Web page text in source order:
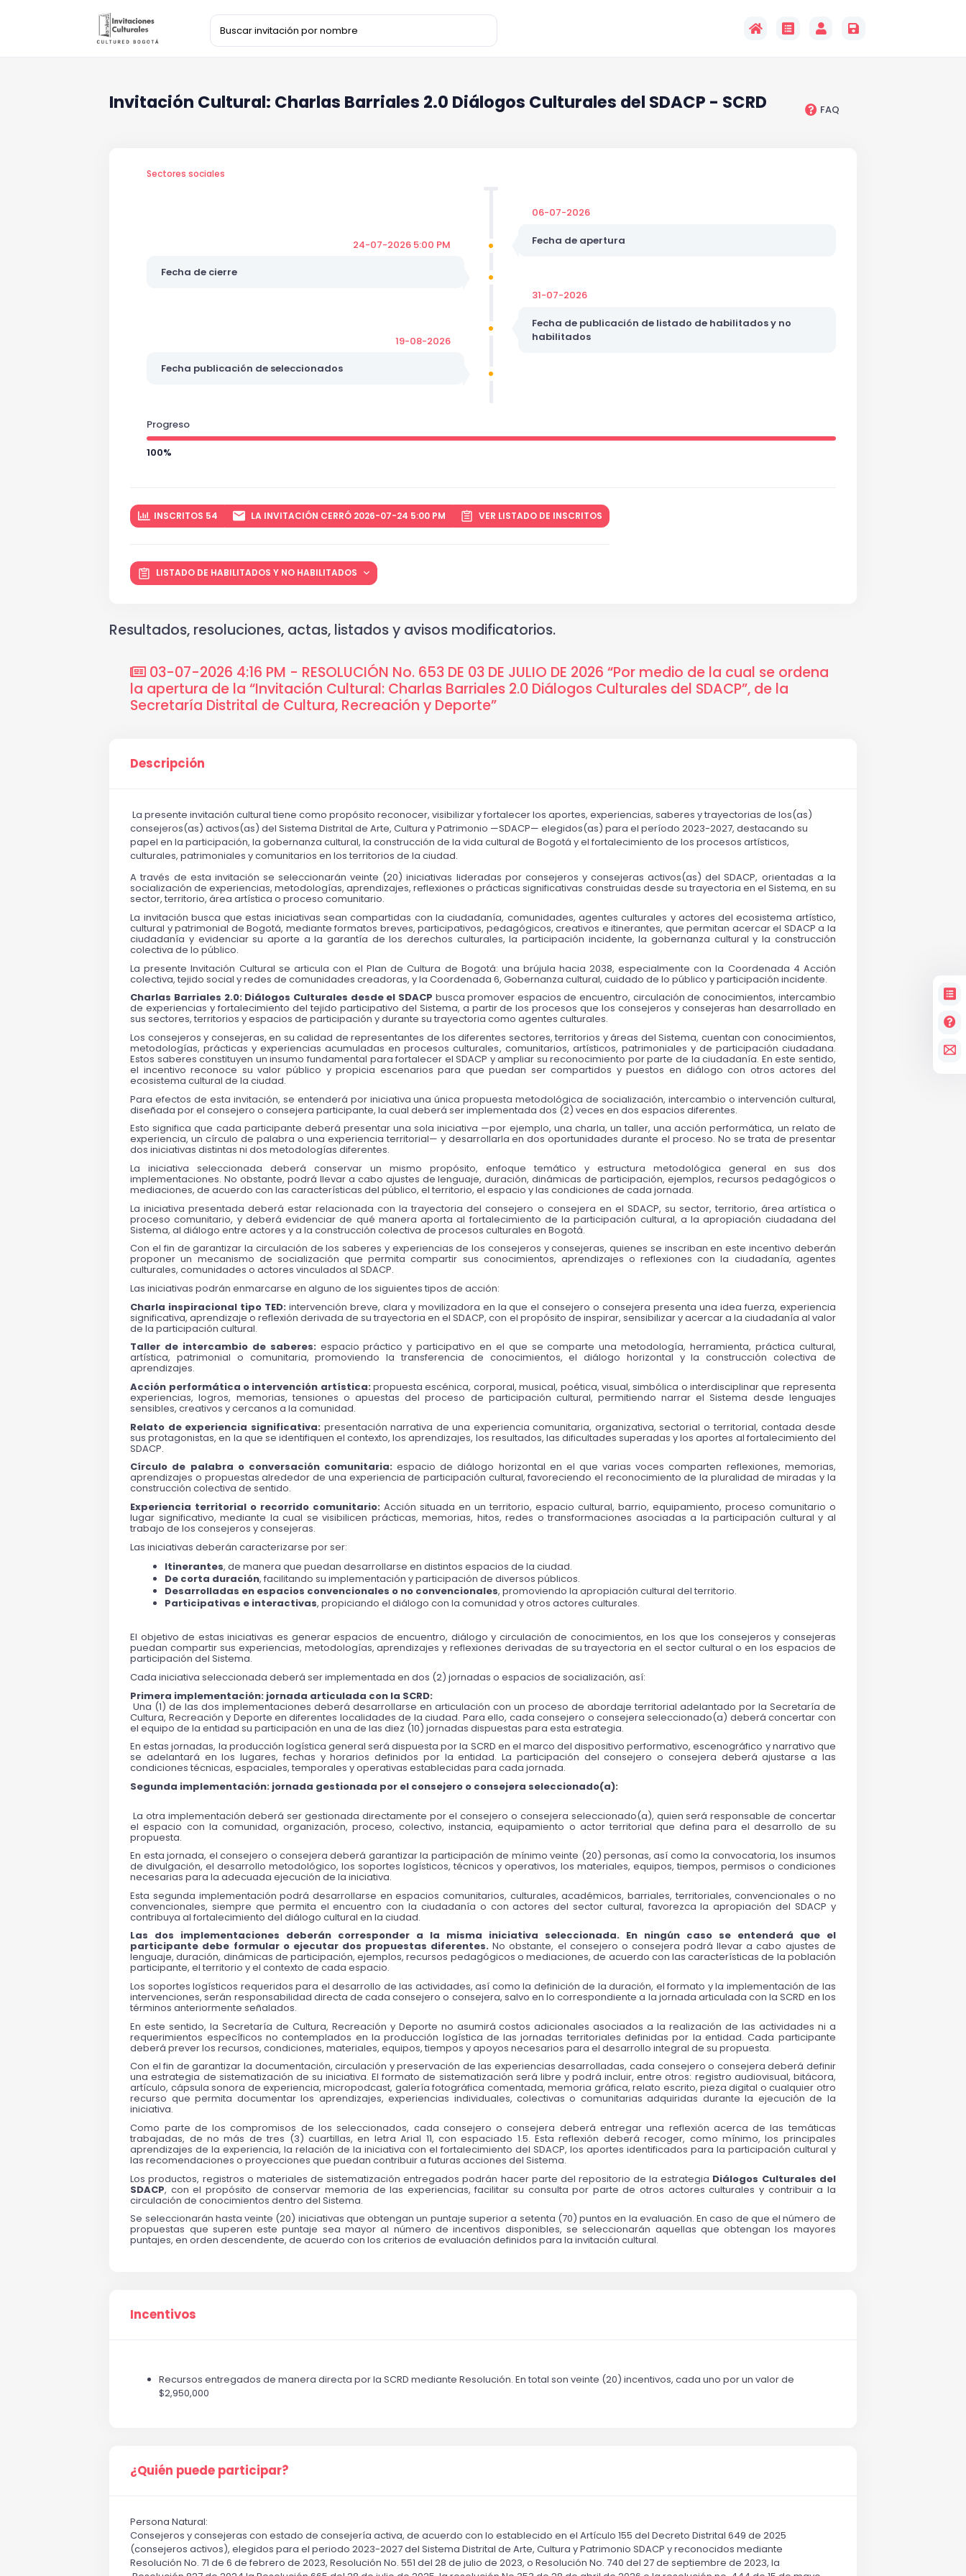
Invitación Cultural: Charlas Barriales 2.0 Diálogos Culturales del SDACP - SCRD FAQ
Sectores sociales
06-07-2026
Fecha de apertura
24-07-2026 5:00 PM
Fecha de cierre
31-07-2026
Fecha de publicación de listado de habilitados y no
habilitados
19-08-2026
Fecha publicación de seleccionados
Progreso
100%
INSCRITOS 54 LA INVITACIÓN CERRÓ 2026-07-24 5:00 PM VER LISTADO DE INSCRITOS
LISTADO DE HABILITADOS Y NO HABILITADOS
Resultados, resoluciones, actas, listados y avisos modificatorios.
03-07-2026 4:16 PM - RESOLUCIÓN No. 653 DE 03 DE JULIO DE 2026 “Por medio de la cual se ordena
la apertura de la “Invitación Cultural: Charlas Barriales 2.0 Diálogos Culturales del SDACP”, de la
Secretaría Distrital de Cultura, Recreación y Deporte”
Descripción
La presente invitación cultural tiene como propósito reconocer, visibilizar y fortalecer los aportes, experiencias, saberes y trayectorias de los(as)
consejeros(as) activos(as) del Sistema Distrital de Arte, Cultura y Patrimonio —SDACP— elegidos(as) para el período 2023-2027, destacando su
papel en la participación, la gobernanza cultural, la construcción de la vida cultural de Bogotá y el fortalecimiento de los procesos artísticos,
culturales, patrimoniales y comunitarios en los territorios de la ciudad.
A través de esta invitación se seleccionarán veinte (20) iniciativas lideradas por consejeros y consejeras activos(as) del SDACP, orientadas a la
socialización de experiencias, metodologías, aprendizajes, reflexiones o prácticas significativas construidas desde su trayectoria en el Sistema, en su
sector, territorio, área artística o proceso comunitario.
La invitación busca que estas iniciativas sean compartidas con la ciudadanía, comunidades, agentes culturales y actores del ecosistema artístico,
cultural y patrimonial de Bogotá, mediante formatos breves, participativos, pedagógicos, creativos e itinerantes, que permitan acercar el SDACP a la
ciudadanía y evidenciar su aporte a la garantía de los derechos culturales, la participación incidente, la gobernanza cultural y la construcción
colectiva de lo público.
La presente Invitación Cultural se articula con el Plan de Cultura de Bogotá: una brújula hacia 2038, especialmente con la Coordenada 4 Acción
colectiva, tejido social y redes de comunidades creadoras, y la Coordenada 6, Gobernanza cultural, cuidado de lo público y participación incidente.
Charlas Barriales 2.0: Diálogos Culturales desde el SDACP busca promover espacios de encuentro, circulación de conocimientos, intercambio
de experiencias y fortalecimiento del tejido participativo del Sistema, a partir de los procesos que los consejeros y consejeras han desarrollado en
sus sectores, territorios y espacios de participación y durante su trayectoria como agentes culturales.
Los consejeros y consejeras, en su calidad de representantes de los diferentes sectores, territorios y áreas del Sistema, cuentan con conocimientos,
metodologías, prácticas y experiencias acumuladas en procesos culturales, comunitarios, artísticos, patrimoniales y de participación ciudadana.
Estos saberes constituyen un insumo fundamental para fortalecer el SDACP y ampliar su reconocimiento por parte de la ciudadanía. En este sentido,
el incentivo reconoce su valor público y propicia escenarios para que puedan ser compartidos y puestos en diálogo con otros actores del
ecosistema cultural de la ciudad.
Para efectos de esta invitación, se entenderá por iniciativa una única propuesta metodológica de socialización, intercambio o intervención cultural,
diseñada por el consejero o consejera participante, la cual deberá ser implementada dos (2) veces en dos espacios diferentes.
Esto significa que cada participante deberá presentar una sola iniciativa —por ejemplo, una charla, un taller, una acción performática, un relato de
experiencia, un círculo de palabra o una experiencia territorial— y desarrollarla en dos oportunidades durante el proceso. No se trata de presentar
dos iniciativas distintas ni dos metodologías diferentes.
La iniciativa seleccionada deberá conservar un mismo propósito, enfoque temático y estructura metodológica general en sus dos
implementaciones. No obstante, podrá llevar a cabo ajustes de lenguaje, duración, dinámicas de participación, ejemplos, recursos pedagógicos o
mediaciones, de acuerdo con las características del público, el territorio, el espacio y las condiciones de cada jornada.
La iniciativa presentada deberá estar relacionada con la trayectoria del consejero o consejera en el SDACP, su sector, territorio, área artística o
proceso comunitario, y deberá evidenciar de qué manera aporta al fortalecimiento de la participación cultural, a la apropiación ciudadana del
Sistema, al diálogo entre actores y a la construcción colectiva de procesos culturales en Bogotá.
Con el fin de garantizar la circulación de los saberes y experiencias de los consejeros y consejeras, quienes se inscriban en este incentivo deberán
proponer un mecanismo de socialización que permita compartir sus conocimientos, aprendizajes o reflexiones con la ciudadanía, agentes
culturales, comunidades o actores vinculados al SDACP.
Las iniciativas podrán enmarcarse en alguno de los siguientes tipos de acción:
Charla inspiracional tipo TED: intervención breve, clara y movilizadora en la que el consejero o consejera presenta una idea fuerza, experiencia
significativa, aprendizaje o reflexión derivada de su trayectoria en el SDACP, con el propósito de inspirar, sensibilizar y acercar a la ciudadanía al valor
de la participación cultural.
Taller de intercambio de saberes: espacio práctico y participativo en el que se comparte una metodología, herramienta, práctica cultural,
artística, patrimonial o comunitaria, promoviendo la transferencia de conocimientos, el diálogo horizontal y la construcción colectiva de
aprendizajes.
Acción performática o intervención artística: propuesta escénica, corporal, musical, poética, visual, simbólica o interdisciplinar que representa
experiencias, logros, memorias, tensiones o apuestas del proceso de participación cultural, permitiendo narrar el Sistema desde lenguajes
sensibles, creativos y cercanos a la comunidad.
Relato de experiencia significativa: presentación narrativa de una experiencia comunitaria, organizativa, sectorial o territorial, contada desde
sus protagonistas, en la que se identifiquen el contexto, los aprendizajes, los resultados, las dificultades superadas y los aportes al fortalecimiento del
SDACP.
Círculo de palabra o conversación comunitaria: espacio de diálogo horizontal en el que varias voces comparten reflexiones, memorias,
aprendizajes o propuestas alrededor de una experiencia de participación cultural, favoreciendo el reconocimiento de la pluralidad de miradas y la
construcción colectiva de sentido.
Experiencia territorial o recorrido comunitario: Acción situada en un territorio, espacio cultural, barrio, equipamiento, proceso comunitario o
lugar significativo, mediante la cual se visibilicen prácticas, memorias, hitos, redes o transformaciones asociadas a la participación cultural y al
trabajo de los consejeros y consejeras.
Las iniciativas deberán caracterizarse por ser:
Itinerantes, de manera que puedan desarrollarse en distintos espacios de la ciudad.
De corta duración, facilitando su implementación y participación de diversos públicos.
Desarrolladas en espacios convencionales o no convencionales, promoviendo la apropiación cultural del territorio.
Participativas e interactivas, propiciando el diálogo con la comunidad y otros actores culturales.
El objetivo de estas iniciativas es generar espacios de encuentro, diálogo y circulación de conocimientos, en los que los consejeros y consejeras
puedan compartir sus experiencias, metodologías, aprendizajes y reflexiones derivadas de su trayectoria en el sector cultural o en los espacios de
participación del Sistema.
Cada iniciativa seleccionada deberá ser implementada en dos (2) jornadas o espacios de socialización, así:
Primera implementación: jornada articulada con la SCRD:
Una (1) de las dos implementaciones deberá desarrollarse en articulación con un proceso de abordaje territorial adelantado por la Secretaría de
Cultura, Recreación y Deporte en diferentes localidades de la ciudad. Para ello, cada consejero o consejera seleccionado(a) deberá concertar con
el equipo de la entidad su participación en una de las diez (10) jornadas dispuestas para esta estrategia.
En estas jornadas, la producción logística general será dispuesta por la SCRD en el marco del dispositivo performativo, escenográfico y narrativo que
se adelantará en los lugares, fechas y horarios definidos por la entidad. La participación del consejero o consejera deberá ajustarse a las
condiciones técnicas, espaciales, temporales y operativas establecidas para cada jornada.
Segunda implementación: jornada gestionada por el consejero o consejera seleccionado(a):
La otra implementación deberá ser gestionada directamente por el consejero o consejera seleccionado(a), quien será responsable de concertar
el espacio con la comunidad, organización, proceso, colectivo, instancia, equipamiento o actor territorial que defina para el desarrollo de su
propuesta.
En esta jornada, el consejero o consejera deberá garantizar la participación de mínimo veinte (20) personas, así como la convocatoria, los insumos
de divulgación, el desarrollo metodológico, los soportes logísticos, técnicos y operativos, los materiales, equipos, tiempos, permisos o condiciones
necesarias para la adecuada ejecución de la iniciativa.
Esta segunda implementación podrá desarrollarse en espacios comunitarios, culturales, académicos, barriales, territoriales, convencionales o no
convencionales, siempre que permita el encuentro con la ciudadanía o con actores del sector cultural, favorezca la apropiación del SDACP y
contribuya al fortalecimiento del diálogo cultural en la ciudad.
Las dos implementaciones deberán corresponder a la misma iniciativa seleccionada. En ningún caso se entenderá que el
participante debe formular o ejecutar dos propuestas diferentes. No obstante, el consejero o consejera podrá llevar a cabo ajustes de
lenguaje, duración, dinámicas de participación, ejemplos, recursos pedagógicos o mediaciones, de acuerdo con las características de la población
participante, el territorio y el contexto de cada espacio.
Los soportes logísticos requeridos para el desarrollo de las actividades, así como la definición de la duración, el formato y la implementación de las
intervenciones, serán responsabilidad directa de cada consejero o consejera, salvo en lo correspondiente a la jornada articulada con la SCRD en los
términos anteriormente señalados.
En este sentido, la Secretaría de Cultura, Recreación y Deporte no asumirá costos adicionales asociados a la realización de las actividades ni a
requerimientos específicos no contemplados en la producción logística de las jornadas territoriales definidas por la entidad. Cada participante
deberá prever los recursos, condiciones, materiales, equipos, tiempos y apoyos necesarios para el desarrollo integral de su propuesta.
Con el fin de garantizar la documentación, circulación y preservación de las experiencias desarrolladas, cada consejero o consejera deberá definir
una estrategia de sistematización de su iniciativa. El formato de sistematización será libre y podrá incluir, entre otros: registro audiovisual, bitácora,
artículo, cápsula sonora de experiencia, micropodcast, galería fotográfica comentada, memoria gráfica, relato escrito, pieza digital o cualquier otro
recurso que permita documentar los aprendizajes, experiencias individuales, colectivas o comunitarias adquiridas durante la ejecución de la
iniciativa.
Como parte de los compromisos de los seleccionados, cada consejero o consejera deberá entregar una reflexión acerca de las temáticas
trabajadas, de no más de tres (3) cuartillas, en letra Arial 11, con espaciado 1.5. Esta reflexión deberá recoger, como mínimo, los principales
aprendizajes de la experiencia, la relación de la iniciativa con el fortalecimiento del SDACP, los aportes identificados para la participación cultural y
las recomendaciones o proyecciones que puedan contribuir a futuras acciones del Sistema.
Los productos, registros o materiales de sistematización entregados podrán hacer parte del repositorio de la estrategia Diálogos Culturales del
SDACP, con el propósito de conservar memoria de las experiencias, facilitar su consulta por parte de otros actores culturales y contribuir a la
circulación de conocimientos dentro del Sistema.
Se seleccionarán hasta veinte (20) iniciativas que obtengan un puntaje superior a setenta (70) puntos en la evaluación. En caso de que el número de
propuestas que superen este puntaje sea mayor al número de incentivos disponibles, se seleccionarán aquellas que obtengan los mayores
puntajes, en orden descendente, de acuerdo con los criterios de evaluación definidos para la invitación cultural.
Incentivos
Recursos entregados de manera directa por la SCRD mediante Resolución. En total son veinte (20) incentivos, cada uno por un valor de
$2,950,000
¿Quién puede participar?
Persona Natural:
Consejeros y consejeras con estado de consejería activa, de acuerdo con lo establecido en el Artículo 155 del Decreto Distrital 649 de 2025
(consejeros activos), elegidos para el periodo 2023-2027 del Sistema Distrital de Arte, Cultura y Patrimonio SDACP y reconocidos mediante
Resolución No. 71 de 6 de febrero de 2023, Resolución No. 551 del 28 de julio de 2023, o Resolución No. 740 del 27 de septiembre de 2023, la